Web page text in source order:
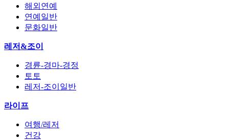
해외연예
연예일반
문화일반
레저&조이
경륜-경마-경정
토토
레저-조이일반
라이프
여행/레저
건강